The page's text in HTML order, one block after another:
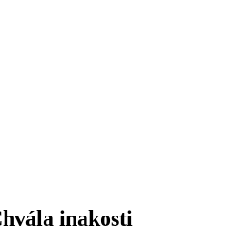
inakosti